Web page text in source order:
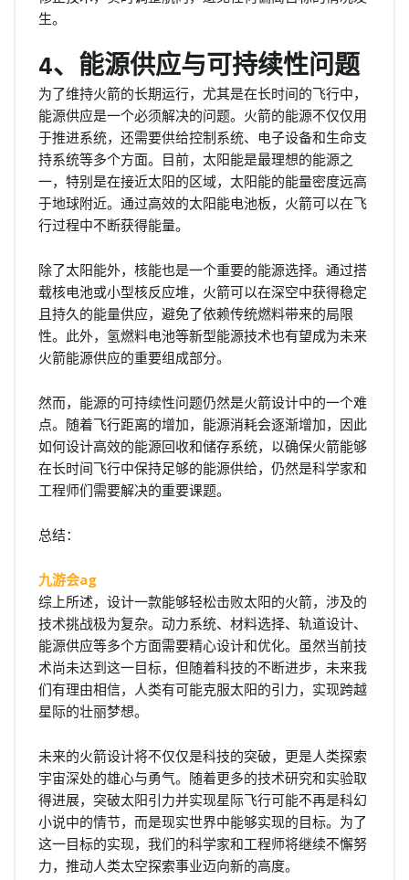
生。
4、能源供应与可持续性问题
为了维持火箭的长期运行，尤其是在长时间的飞行中，
能源供应是一个必须解决的问题。火箭的能源不仅仅用
于推进系统，还需要供给控制系统、电子设备和生命支
持系统等多个方面。目前，太阳能是最理想的能源之
一，特别是在接近太阳的区域，太阳能的能量密度远高
于地球附近。通过高效的太阳能电池板，火箭可以在飞
行过程中不断获得能量。
除了太阳能外，核能也是一个重要的能源选择。通过搭
载核电池或小型核反应堆，火箭可以在深空中获得稳定
且持久的能量供应，避免了依赖传统燃料带来的局限
性。此外，氢燃料电池等新型能源技术也有望成为未来
火箭能源供应的重要组成部分。
然而，能源的可持续性问题仍然是火箭设计中的一个难
点。随着飞行距离的增加，能源消耗会逐渐增加，因此
如何设计高效的能源回收和储存系统，以确保火箭能够
在长时间飞行中保持足够的能源供给，仍然是科学家和
工程师们需要解决的重要课题。
总结：
九游会ag
综上所述，设计一款能够轻松击败太阳的火箭，涉及的
技术挑战极为复杂。动力系统、材料选择、轨道设计、
能源供应等多个方面需要精心设计和优化。虽然当前技
术尚未达到这一目标，但随着科技的不断进步，未来我
们有理由相信，人类有可能克服太阳的引力，实现跨越
星际的壮丽梦想。
未来的火箭设计将不仅仅是科技的突破，更是人类探索
宇宙深处的雄心与勇气。随着更多的技术研究和实验取
得进展，突破太阳引力并实现星际飞行可能不再是科幻
小说中的情节，而是现实世界中能够实现的目标。为了
这一目标的实现，我们的科学家和工程师将继续不懈努
力，推动人类太空探索事业迈向新的高度。